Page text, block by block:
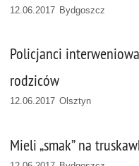
12.06.2017 Bydgoszcz
Policjanci
rodziców
12.06.2017 Olsztyn
Mieli „smak” na